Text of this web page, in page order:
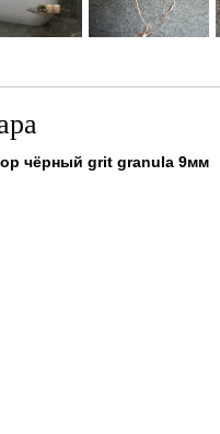
чёрный grit granula 9мм